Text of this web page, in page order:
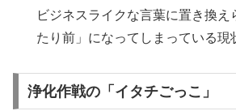
ビジネスライクな言葉に置き換え
たり前」になってしまっている現
浄化作戦の「イタチごっこ」